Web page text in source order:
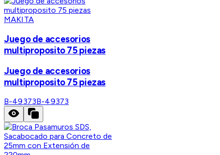
MAKITA
Juego de accesorios
multiproposito 75 piezas
Juego de accesorios
multiproposito 75 piezas
B-49373B-49373